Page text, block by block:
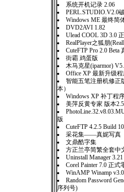
系统开机记录 2.06
PERL.STUDIO.V2.0
Windows ME 最终简
DVD2AVI 1.82
Ulead COOL 3D 3.0
RealPlayer之狐朋
CuteFTP Pro 2.0 Beta
街霸 鸡蛋版
木马克星(iparmor)
Office XP 最新升级
智能五笔注册机修正
本）
Windows XP 补丁程
美萍反黄专家 版本
版
CuteFTP 4.2.5 Build
采花集——真妮写真
文鼎酷字集
方正兰亭简繁全套中
Uninstall Manager
Corel Painter 7.0 正式
WinAMP Winamp
Random Password
序列号)